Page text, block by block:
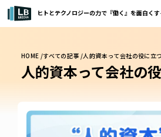
ヒトとテクノロジーの力で『働く』を面白く
HOME /すべての記事 /人的資本って会社の役に立
人的資本って会社の